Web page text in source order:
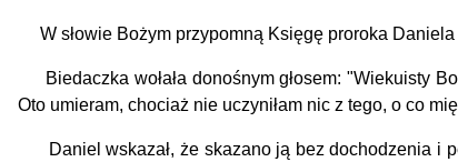
W słowie Bożym przypomną Księgę proroka
Biedaczka wołała donośnym głosem: "Wiekuisty
Oto umieram, chociaż nie uczyniłam nic z tego, o co
Daniel wskazał, że skazano ją bez dochodzenia i